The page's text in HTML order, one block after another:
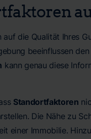
die Qualität Ihres
beeinflussen
kann genau diese
Standortfaktoren
Die Nähe zu
einer Immobilie.